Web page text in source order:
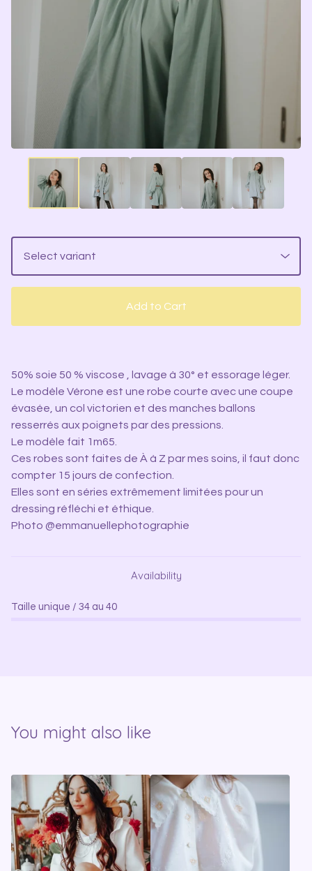
Add to Cart
50% soie 50 % viscose , lavage à 30° et essorage léger.
Le modèle Vérone est une robe courte avec une coupe
évasée, un col victorien et des manches ballons
resserrés aux poignets par des pressions.
Le modèle fait 1m65.
Ces robes sont faites de À à Z par mes soins, il faut donc
compter 15 jours de confection.
Elles sont en séries extrêmement limitées pour un
dressing réfléchi et éthique.
Photo @emmanuellephotographie
Availability
Taille unique / 34 au 40
You might also like